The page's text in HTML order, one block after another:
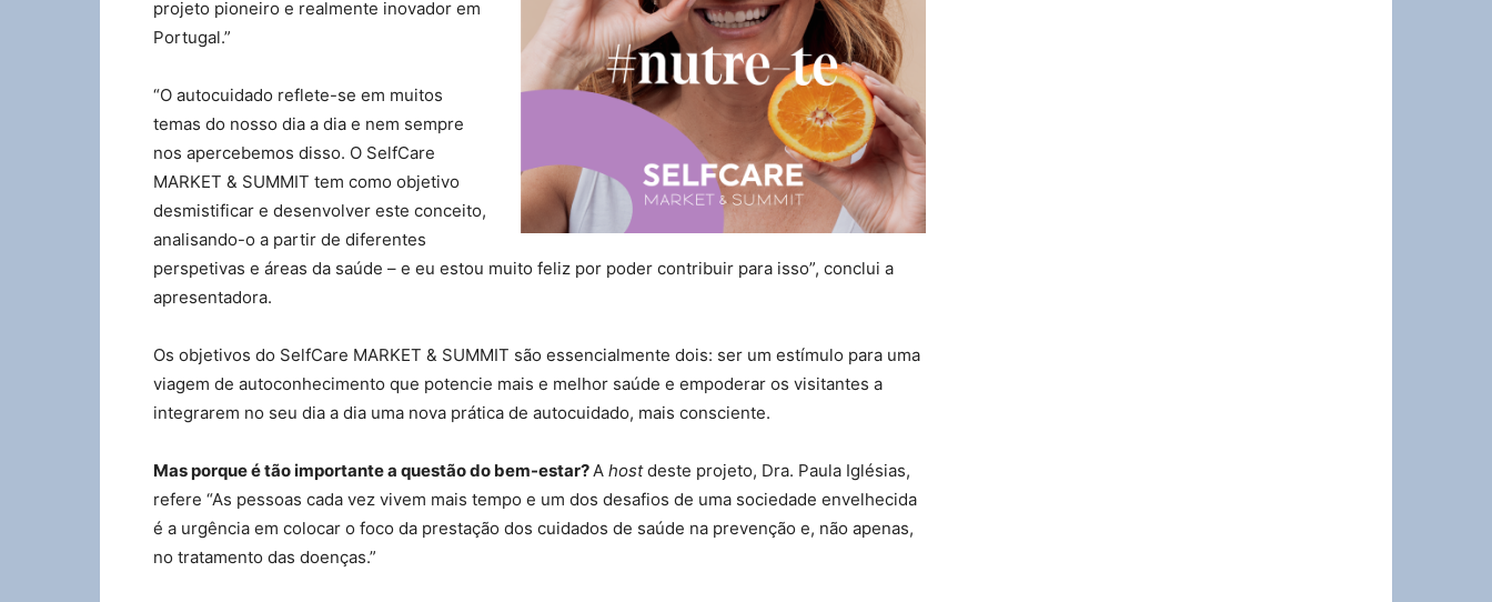
projeto pioneiro e realmente inovador em
Portugal.”
“O autocuidado reflete-se em muitos
temas do nosso dia a dia e nem sempre
nos apercebemos disso. O SelfCare
MARKET & SUMMIT tem como objetivo
desmistificar e desenvolver este conceito,
analisando-o a partir de diferentes
perspetivas e áreas da saúde – e eu estou muito feliz por poder contribuir para isso”, conclui a
apresentadora.
Os objetivos do SelfCare MARKET & SUMMIT são essencialmente dois: ser um estímulo para uma
viagem de autoconhecimento que potencie mais e melhor saúde e empoderar os visitantes a
integrarem no seu dia a dia uma nova prática de autocuidado, mais consciente.
Mas porque é tão importante a questão do bem-estar? A hostdeste projeto, Dra. Paula Iglésias,
refere “As pessoas cada vez vivem mais tempo e um dos desafios de uma sociedade envelhecida
é a urgência em colocar o foco da prestação dos cuidados de saúde na prevenção e, não apenas,
no tratamento das doenças.”